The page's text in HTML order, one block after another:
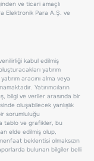
ve ticari amaçlı
Elektronik Para A.Ş. ve
kabul edilmiş
yatırım
aracını alma veya
Yatırımcıların
bilgi ve veriler arasında bir
oluşabilecek yanlışlık
sorumluluğu
tablo ve grafikler, bu
elde edilmiş olup,
beklentisi olmaksızın
bulunan bilgiler belli